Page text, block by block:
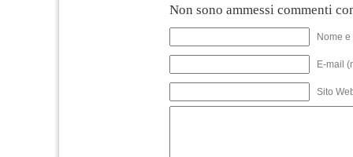
Non sono ammessi commenti
Nome
E-mail
Sito